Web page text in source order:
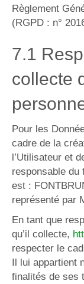
Règlement
(RGPD : n°
7.1
collecte
Pour les
cadre de la
l’Utilisateur et
responsable du
est :
représenté par
En tant que
qu’il collecte,
respecter le
Il lui appartient
finalités de ses